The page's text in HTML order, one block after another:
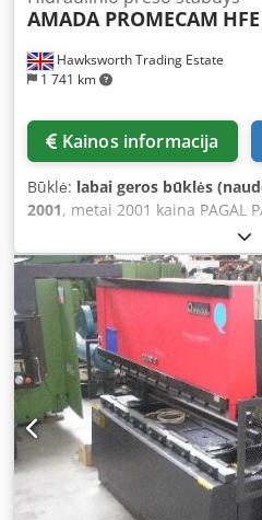
Hawksworth Trading Estate
1 741 km
AMADA PROMECAM
Kainos informacija
Būklė: labai geros būklės
2001, metai 2001 kaina PAGAL
numeris 01859 specifikacija
AŠIŲ CNC, 80 TONŲ X 2500
LENKIMO STAKLĖ, DIDELIS
MODELIO NR. 02029
SPAUDIMO LENKIMO STAKLĖ
OP 2000 AŠIŲ KIEKIS:
ATVIROS AUKŠTIS: 620 mm
RANKOVĖS GYLIS: 420 mm
PRIEKINIS APSAUGINIS
SICK ŠONINĖ TVORA SU
SERIJOS NUMERIS: V011137
200 MAKS. LENKIMO GREITIS:
200